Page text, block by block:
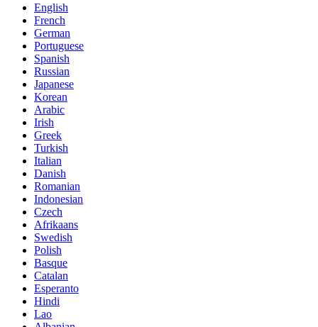
English
French
German
Portuguese
Spanish
Russian
Japanese
Korean
Arabic
Irish
Greek
Turkish
Italian
Danish
Romanian
Indonesian
Czech
Afrikaans
Swedish
Polish
Basque
Catalan
Esperanto
Hindi
Lao